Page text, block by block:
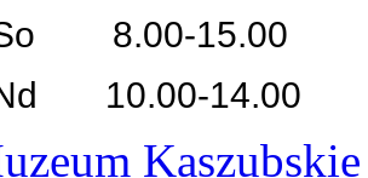
15.00
Kaszubskie